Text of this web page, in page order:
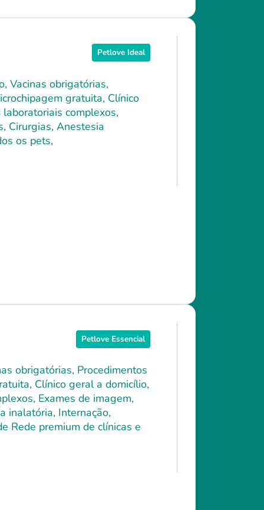
Petlove Ideal
Vacinas obrigatórias,
gratuita, Clínico
complexos,
Cirurgias, Anestesia
os pets,
Petlove Essencial
obrigatórias, Procedimentos
Clínico geral a domicílio,
Exames de imagem,
inalatória, Internação,
Rede premium de clínicas e